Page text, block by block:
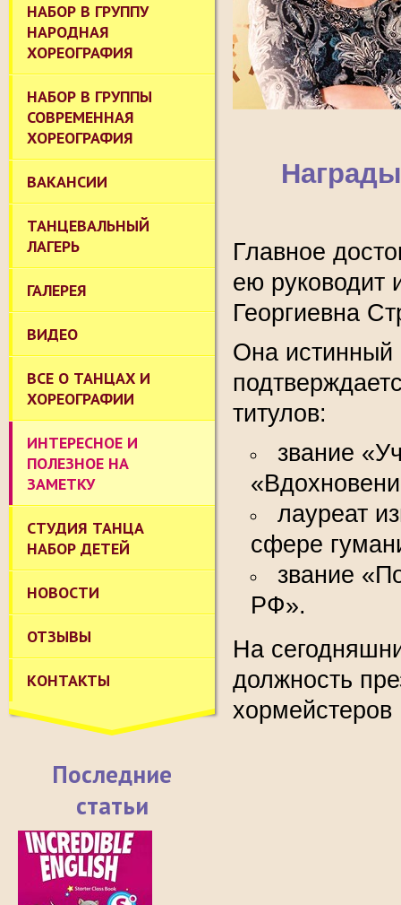
НАБОР В ГРУППУ
НАРОДНАЯ
ХОРЕОГРАФИЯ
НАБОР В ГРУППЫ
СОВРЕМЕННАЯ
ХОРЕОГРАФИЯ
ВАКАНСИИ
ТАНЦЕВАЛЬНЫЙ
ЛАГЕРЬ
ГАЛЕРЕЯ
ВИДЕО
ВСЕ О ТАНЦАХ И
ХОРЕОГРАФИИ
ИНТЕРЕСНОЕ И
ПОЛЕЗНОЕ НА
ЗАМЕТКУ
СТУДИЯ ТАНЦА
НАБОР ДЕТЕЙ
НОВОСТИ
ОТЗЫВЫ
КОНТАКТЫ
Последние
статьи
Главное
ею руководит
Георгиевна
Она истинный
титулов:
звание
лауреат
сфере
звание
РФ».
На
должность
хормейстеров